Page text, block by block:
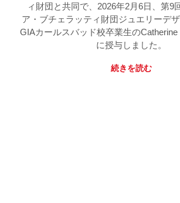
ィ財団と共同で、2026年2月6日、第9
ア・ブチェラッティ財団ジュエリーデ
GIAカールスバッド校卒業生のCatherine
に授与しました。
続きを読む